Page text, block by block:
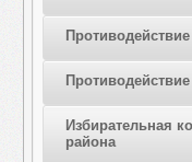
Избирательная
района